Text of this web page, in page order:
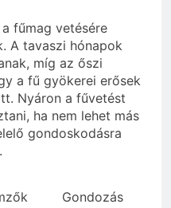
fűmag vetésére
A tavaszi hónapok
míg az őszi
a fű gyökerei erősek
Nyáron a fűvetést
ha nem lehet más
gondoskodásra
Gondozás